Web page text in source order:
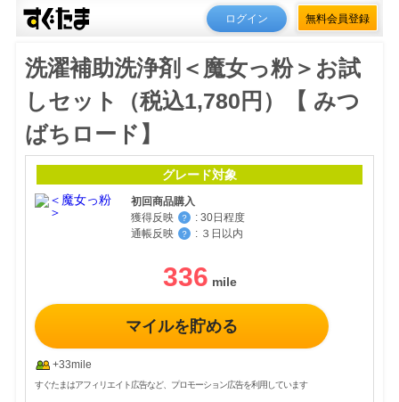
ログイン 無料会員登録
洗濯補助洗浄剤＜魔女っ粉＞お試
しセット（税込1,780円）【 みつ
ばちロード】
グレード対象
初回商品購入
獲得反映
？ : 30日程度
通帳反映
？ : ３日以内
336
マイルを貯める
+33mile
すぐたまはアフィリエイト広告など、プロモーション広告を利用しています